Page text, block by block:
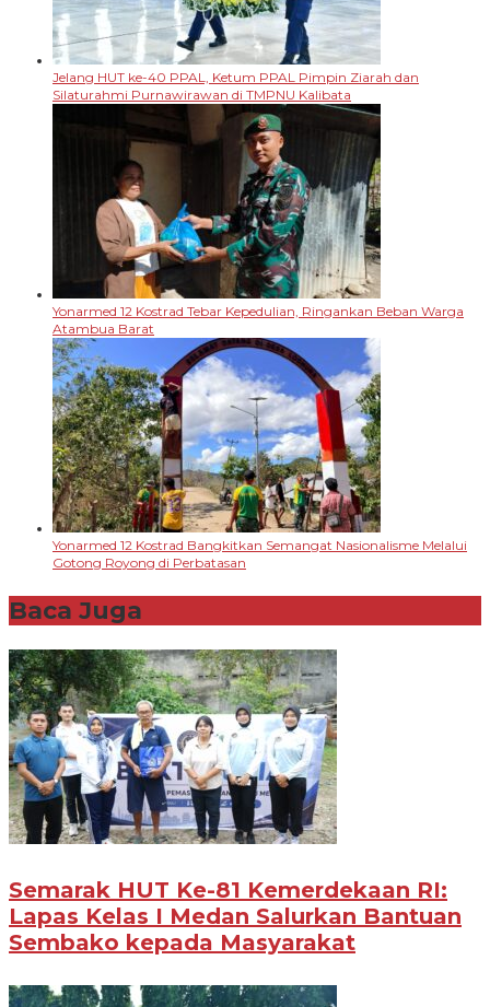
Jelang HUT ke-40 PPAL, Ketum PPAL Pimpin Ziarah dan
Silaturahmi Purnawirawan di TMPNU Kalibata
Yonarmed 12 Kostrad Tebar Kepedulian, Ringankan Beban Warga
Atambua Barat
Yonarmed 12 Kostrad Bangkitkan Semangat Nasionalisme Melalui
Gotong Royong di Perbatasan
Baca Juga
Semarak HUT Ke-81 Kemerdekaan RI:
Lapas Kelas I Medan Salurkan Bantuan
Sembako kepada Masyarakat